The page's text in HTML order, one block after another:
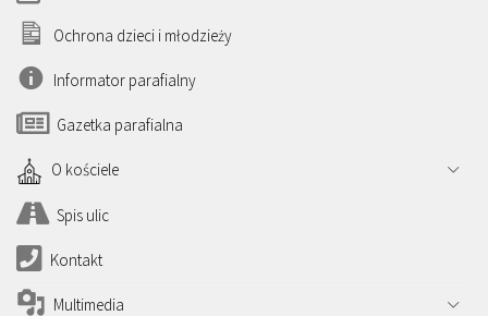
Ochrona dzieci i młodzieży
Informator parafialny
Gazetka parafialna
O kościele
Spis ulic
Kontakt
Multimedia